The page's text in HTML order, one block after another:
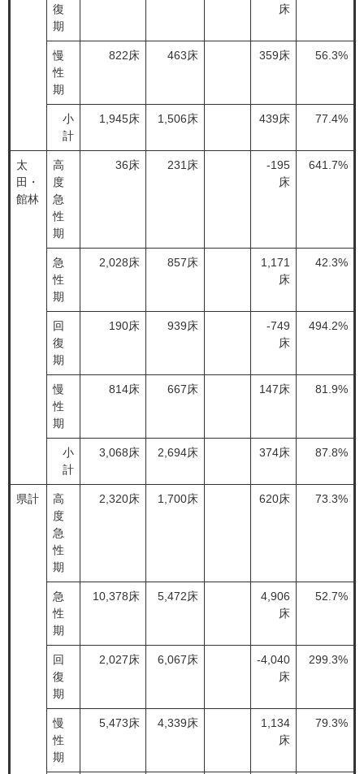
復
期
床
慢
性
期
822床 463床 359床 56.3%
小
計
1,945床 1,506床 439床 77.4%
太
田・
館林
高
度
急
性
期
36床 231床
-195
床
641.7%
急
性
期
2,028床 857床
1,171
床
42.3%
回
復
期
190床 939床
-749
床
494.2%
慢
性
期
814床 667床 147床 81.9%
小
計
3,068床 2,694床 374床 87.8%
県計
高
度
急
性
期
2,320床 1,700床 620床 73.3%
急
性
期
10,378床 5,472床
4,906
床
52.7%
回
復
期
2,027床 6,067床
-4,040
床
299.3%
慢
性
期
5,473床 4,339床
1,134
床
79.3%